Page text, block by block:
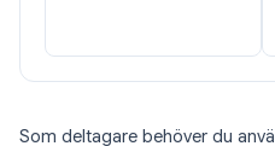
Som deltagare behöver du